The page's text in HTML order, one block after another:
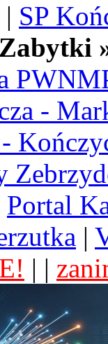
| SP
Zabytki
-
Portal
|
| |